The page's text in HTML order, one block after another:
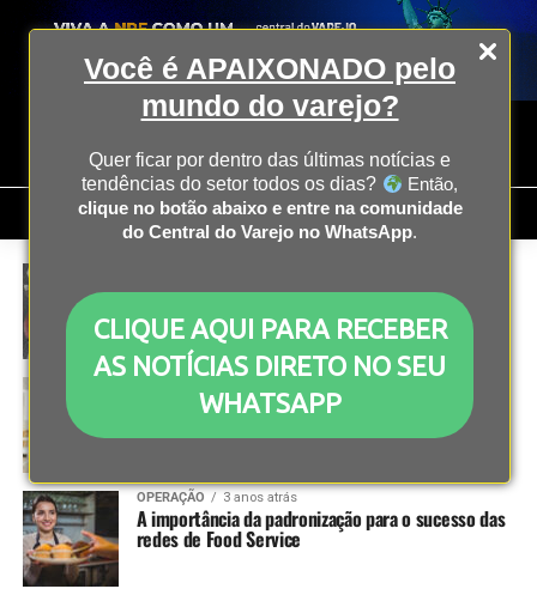
Você é APAIXONADO pelo
mundo do varejo?
Quer ficar por dentro das últimas notícias e
tendências do setor todos os dias?
Então,
clique no botão abaixo e entre na comunidade
do Central do Varejo no WhatsApp.
CLIQUE AQUI PARA RECEBER
AS NOTÍCIAS DIRETO NO SEU
WHATSAPP
Lojas de construção passam por reinvenção após
pandemia
Coteminas, parceira da Shein, anuncia demissão
OPERAÇÃO 3 anos atrás
A importância da padronização para o sucesso das
redes de Food Service